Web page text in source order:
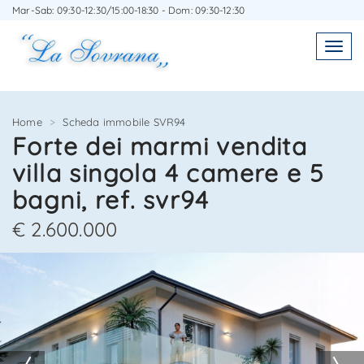
Mar-Sab: 09:30-12:30/15:00-18:30 - Dom: 09:30-12:30
Toggle
Home Scheda immobile SVR94
Forte dei marmi vendita
villa singola 4 camere e 5
bagni, ref. svr94
€ 2.600.000
3/8
4/8
5/8
6/8
7/8
8/8
SCRIVICI SENZA IMPEGNO
Agenzia Immobiliare La Sovrana
0584 22988
*Il tuo indirizzo Email
SEGNALA L'IMMOBILE AD UN AMICO
Agenzia Immobiliare La Sovrana
058422988
*Il tuo nome